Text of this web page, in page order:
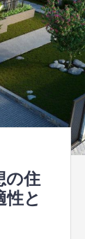
の住
性と